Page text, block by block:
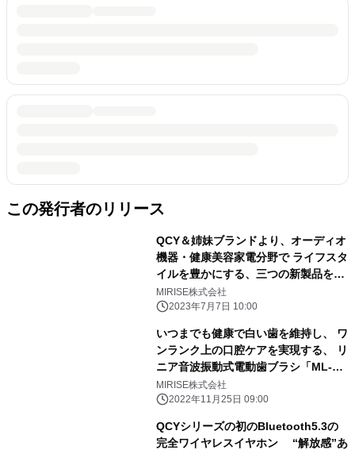
この発行者のリリース
QCY＆姉妹ブランドより、オーディオ
機器・健康美容家電分野で ライフスタ
イルを豊かにする、三つの新製品を7
月14日販売開始！
MIRISE株式会社
2023年7月7日 10:00
いつまでも健康で白い歯を維持し、 ワ
ンランク上の口腔ケアを実現する、 リ
ニア音波振動式電動歯ブラシ「ML-
TB01」が 2022年12月1日発売！さぁ
始めよう“自分磨き”
MIRISE株式会社
2022年11月25日 09:00
QCYシリーズの初のBluetooth5.3の
完全ワイヤレスイヤホン “解放感”あ